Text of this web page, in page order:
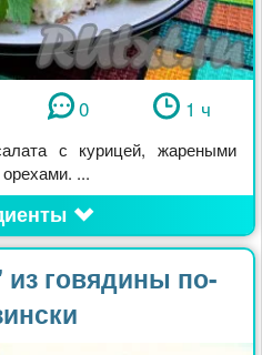
0 1 ч
с курицей, жареными
...
говядины по-